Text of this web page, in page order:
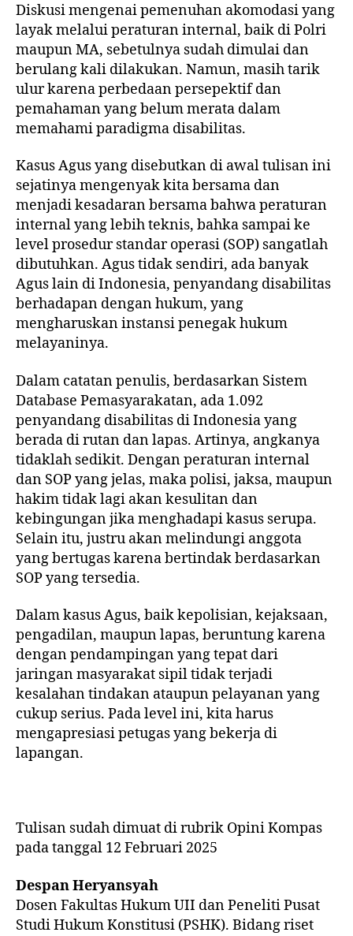
Diskusi mengenai pemenuhan akomodasi yang
layak melalui peraturan internal, baik di Polri
maupun MA, sebetulnya sudah dimulai dan
berulang kali dilakukan. Namun, masih tarik
ulur karena perbedaan persepektif dan
pemahaman yang belum merata dalam
memahami paradigma disabilitas.
Kasus Agus yang disebutkan di awal tulisan ini
sejatinya mengenyak kita bersama dan
menjadi kesadaran bersama bahwa peraturan
internal yang lebih teknis, bahka sampai ke
level prosedur standar operasi (SOP) sangatlah
dibutuhkan. Agus tidak sendiri, ada banyak
Agus lain di Indonesia, penyandang disabilitas
berhadapan dengan hukum, yang
mengharuskan instansi penegak hukum
melayaninya.
Dalam catatan penulis, berdasarkan Sistem
Database Pemasyarakatan, ada 1.092
penyandang disabilitas di Indonesia yang
berada di rutan dan lapas. Artinya, angkanya
tidaklah sedikit. Dengan peraturan internal
dan SOP yang jelas, maka polisi, jaksa, maupun
hakim tidak lagi akan kesulitan dan
kebingungan jika menghadapi kasus serupa.
Selain itu, justru akan melindungi anggota
yang bertugas karena bertindak berdasarkan
SOP yang tersedia.
Dalam kasus Agus, baik kepolisian, kejaksaan,
pengadilan, maupun lapas, beruntung karena
dengan pendampingan yang tepat dari
jaringan masyarakat sipil tidak terjadi
kesalahan tindakan ataupun pelayanan yang
cukup serius. Pada level ini, kita harus
mengapresiasi petugas yang bekerja di
lapangan.
Tulisan sudah dimuat di rubrik Opini Kompas
pada tanggal 12 Februari 2025
Despan Heryansyah
Dosen Fakultas Hukum UII dan Peneliti Pusat
Studi Hukum Konstitusi (PSHK). Bidang riset